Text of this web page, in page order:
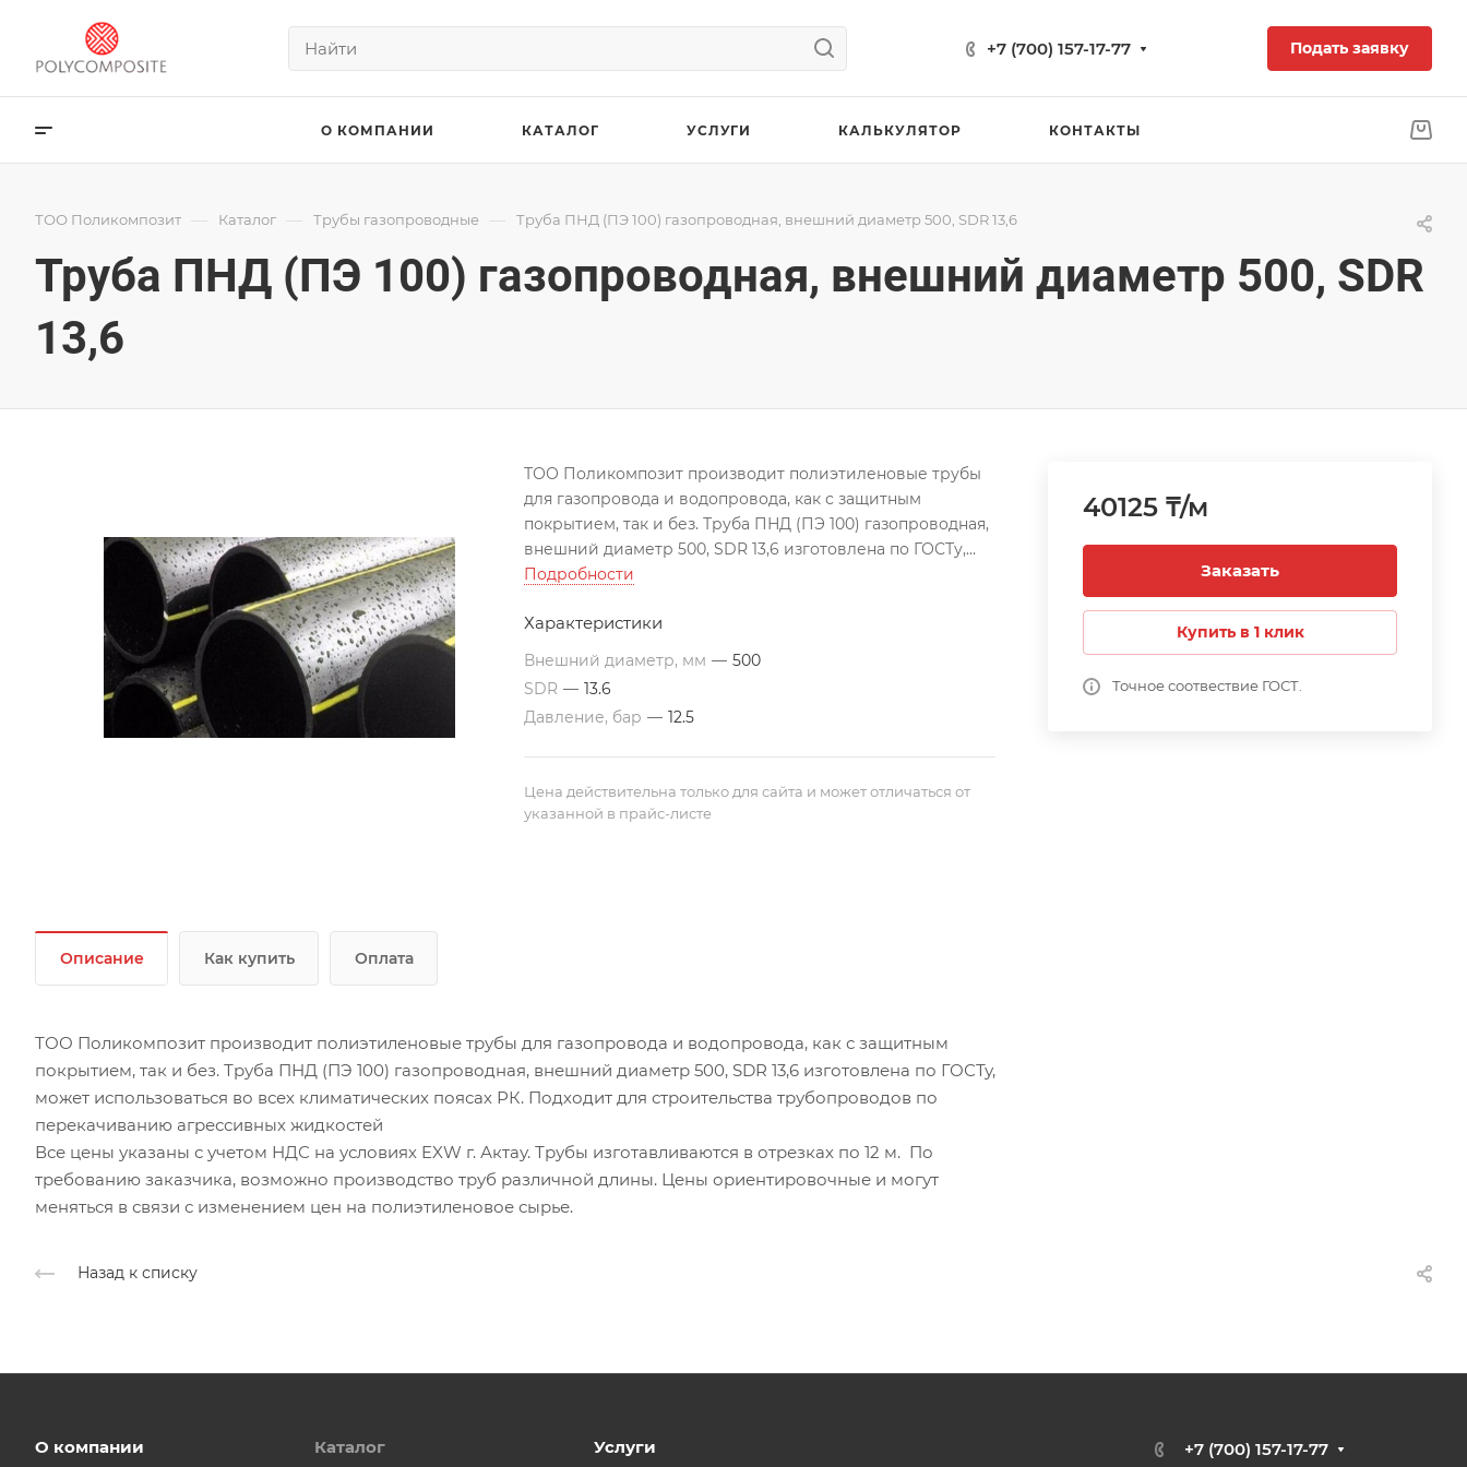
+7 (700) 157-17-77 Подать заявку
О КОМПАНИИ КАТАЛОГ УСЛУГИ КАЛЬКУЛЯТОР КОНТАКТЫ
ТОО Поликомпозит — Каталог — Трубы газопроводные — Труба ПНД (ПЭ 100) газопроводная, внешний диаметр 500, SDR 13,6
Труба ПНД (ПЭ 100) газопроводная, внешний диаметр 500, SDR
13,6
40125 ₸/м
Заказать
Купить в 1 клик
Точное соотвествие ГОСТ.
ТОО Поликомпозит производит полиэтиленовые трубы
для газопровода и водопровода, как с защитным
покрытием, так и без. Труба ПНД (ПЭ 100) газопроводная,
внешний диаметр 500, SDR 13,6 изготовлена по ГОСТу,
может использоваться во всех климатических поясах РК.
перекачиванию агрессивных жидкостей
Все цены указаны с учетом НДС на условиях EXW г. Актау.
Трубы изготавливаются в отрезках по 12 м. По
требованию заказчика, возможно производство труб
различной длины. Цены ориентировочные и могут
Подробности
Характеристики
Внешний диаметр, мм — 500
SDR — 13.6
Давление, бар — 12.5
Цена действительна только для сайта и может отличаться от
указанной в прайс-листе
Описание Как купить Оплата
ТОО Поликомпозит производит полиэтиленовые трубы для газопровода и водопровода, как с защитным
покрытием, так и без. Труба ПНД (ПЭ 100) газопроводная, внешний диаметр 500, SDR 13,6 изготовлена по ГОСТу,
может использоваться во всех климатических поясах РК. Подходит для строительства трубопроводов по
перекачиванию агрессивных жидкостей
Все цены указаны с учетом НДС на условиях EXW г. Актау. Трубы изготавливаются в отрезках по 12 м. По
требованию заказчика, возможно производство труб различной длины. Цены ориентировочные и могут
меняться в связи с изменением цен на полиэтиленовое сырье.
Назад к списку
О компании Каталог Услуги +7 (700) 157-17-77